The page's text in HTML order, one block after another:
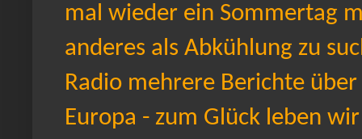
mal wieder ein Sommertag
anderes als Abkühlung zu
Radio mehrere Berichte
Europa - zum Glück leben